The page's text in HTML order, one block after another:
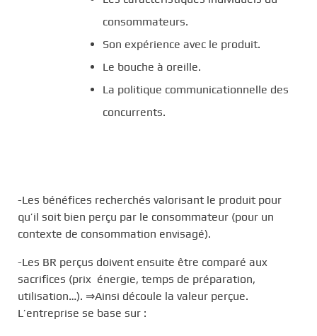
consommateurs.
Son expérience avec le produit.
Le bouche à oreille.
La politique communicationnelle des
concurrents.
-Les bénéfices recherchés valorisant le produit pour
qu’il soit bien perçu par le consommateur (pour un
contexte de consommation envisagé).
-Les BR perçus doivent ensuite être comparé aux
sacrifices (prix énergie, temps de préparation,
utilisation…). ⇒Ainsi découle la valeur perçue.
L’entreprise se base sur :